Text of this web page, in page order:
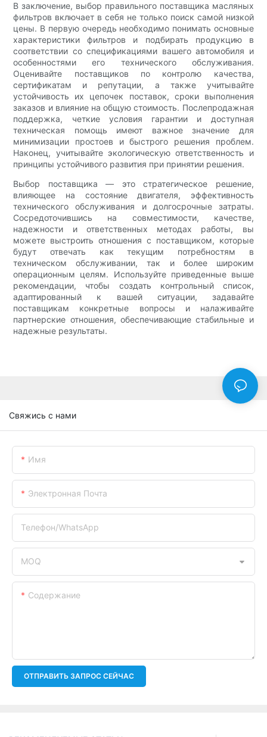
В заключение, выбор правильного поставщика масляных
фильтров включает в себя не только поиск самой низкой
цены. В первую очередь необходимо понимать основные
характеристики фильтров и подбирать продукцию в
соответствии со спецификациями вашего автомобиля и
особенностями его технического обслуживания.
Оценивайте поставщиков по контролю качества,
сертификатам и репутации, а также учитывайте
устойчивость их цепочек поставок, сроки выполнения
заказов и влияние на общую стоимость. Послепродажная
поддержка, четкие условия гарантии и доступная
техническая помощь имеют важное значение для
минимизации простоев и быстрого решения проблем.
Наконец, учитывайте экологическую ответственность и
принципы устойчивого развития при принятии решения.
Выбор поставщика — это стратегическое решение,
влияющее на состояние двигателя, эффективность
технического обслуживания и долгосрочные затраты.
Сосредоточившись на совместимости, качестве,
надежности и ответственных методах работы, вы
можете выстроить отношения с поставщиком, которые
будут отвечать как текущим потребностям в
техническом обслуживании, так и более широким
операционным целям. Используйте приведенные выше
рекомендации, чтобы создать контрольный список,
адаптированный к вашей ситуации, задавайте
поставщикам конкретные вопросы и налаживайте
партнерские отношения, обеспечивающие стабильные и
надежные результаты.
Свяжись с нами
Имя
Электронная Почта
Телефон/WhatsApp
MOQ
Содержание
ОТПРАВИТЬ ЗАПРОС СЕЙЧАС